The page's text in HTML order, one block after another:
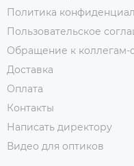
Политика
Пользовательское
Обращение к коллегам-
Доставка
Оплата
Контакты
Написать директору
Видео для оптиков